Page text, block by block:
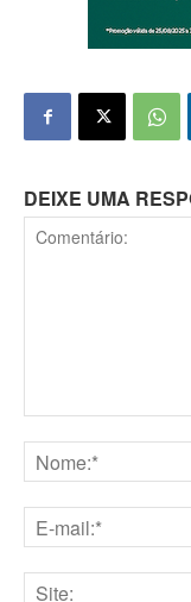
DEIXE UMA
mail:*